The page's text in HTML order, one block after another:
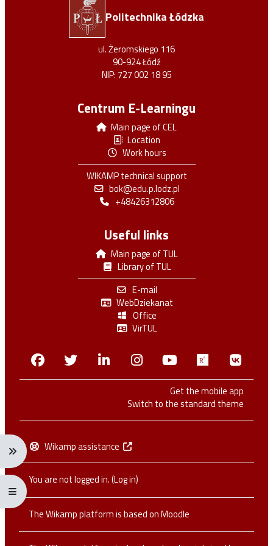
Expand navigation menu: Ctrl + Alt + →
Expand/collapse full screen menu: Ctrl + Alt + f
Politechnika Łódzka
ul. Żeromskiego 116
90-924 Łódź
NIP: 727 002 18 95
Centrum E-Learningu
Main page of CEL
Location
Work hours
WIKAMP technical support
bok@edu.p.lodz.pl
+48426312806
Useful links
Main page of TUL
Library of TUL
E-mail
WebDziekanat
Office
VirTUL
FacebookTwitterLinkedinInstagram
Youtube
Get the mobile app
Switch to the standard theme
Wikamp assistance
You are not logged in. (Log in)
The Wikamp platform is based onMoodle